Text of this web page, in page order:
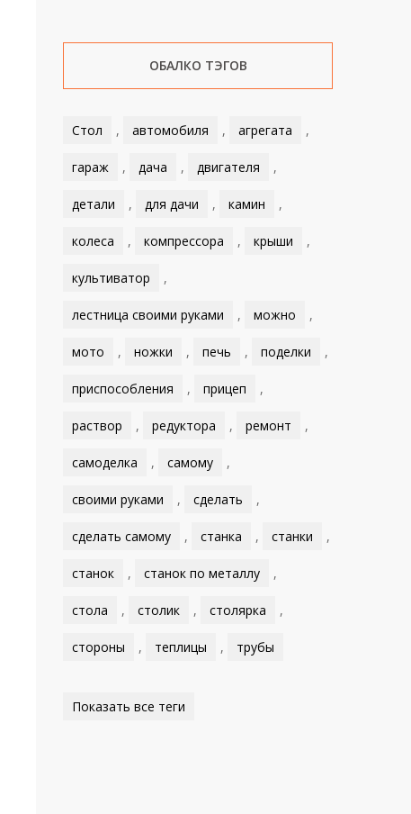
ОБАЛКО ТЭГОВ
Стол , автомобиля , агрегата ,
гараж , дача , двигателя ,
детали , для дачи , камин ,
колеса , компрессора , крыши ,
культиватор ,
лестница своими руками , можно ,
мото , ножки , печь , поделки ,
приспособления , прицеп ,
раствор , редуктора , ремонт ,
самоделка , самому ,
своими руками , сделать ,
сделать самому , станка , станки ,
станок , станок по металлу ,
стола , столик , столярка ,
стороны , теплицы , трубы
Показать все теги